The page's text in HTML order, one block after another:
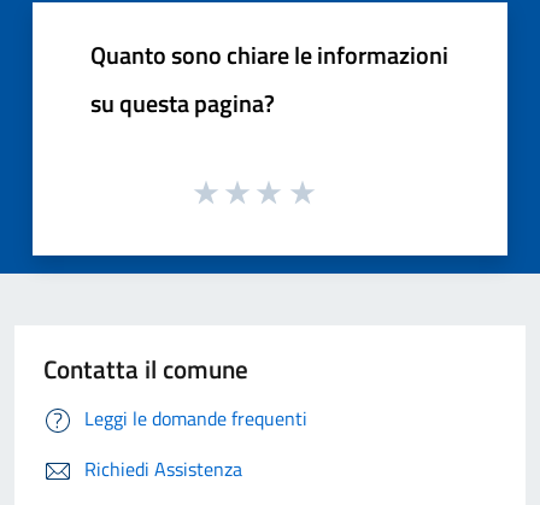
Quanto sono chiare le informazioni
su questa pagina?
Contatta il comune
Leggi le domande frequenti
Richiedi Assistenza